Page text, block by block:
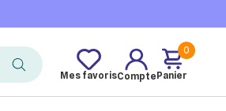
Mes favorisCompte
0
Panier